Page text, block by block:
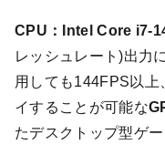
CPU：Intel Core i7-
レッシュレート)出力
用しても144FPS以上
イすることが可能な
たデスクトップ型ゲ